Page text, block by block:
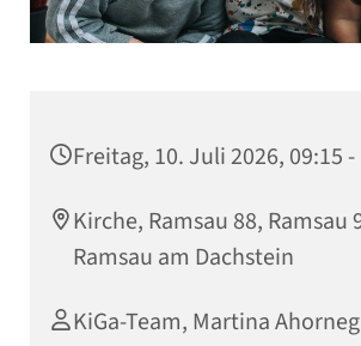
Freitag, 10. Juli 2026, 09:15
Kirche, Ramsau 88, Ramsau
Ramsau am Dachstein
KiGa-Team, Martina